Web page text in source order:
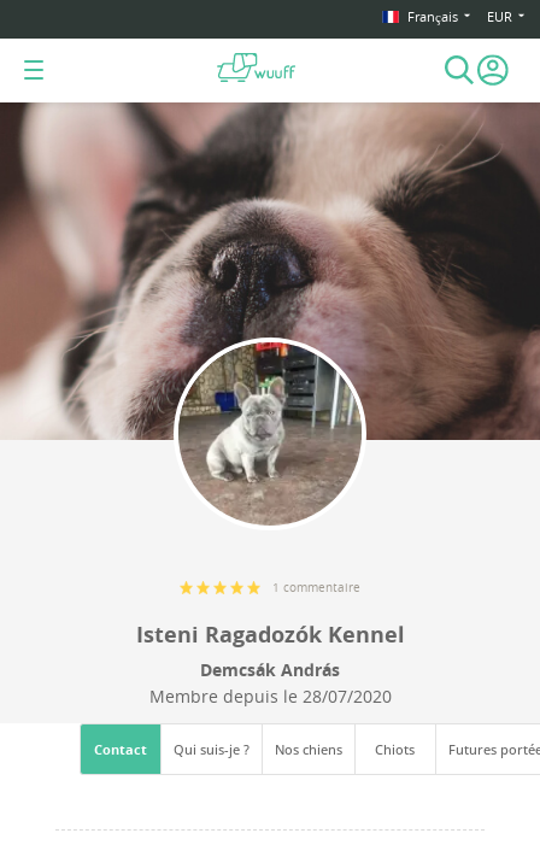
Français EUR
1 commentaire
Isteni Ragadozók Kennel
Demcsák András
Membre depuis le 28/07/2020
Contact Qui suis-je ? Nos chiens Chiots Futures